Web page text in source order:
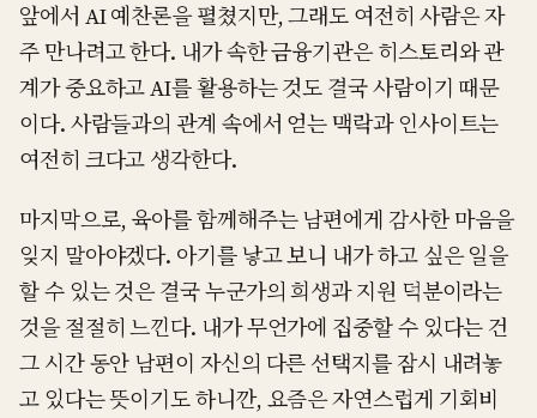
앞에서 AI 예찬론을 펼쳤지만, 그래도 여전히 사람은 자
주 만나려고 한다. 내가 속한 금융기관은 히스토리와 관
계가 중요하고 AI를 활용하는 것도 결국 사람이기 때문
이다. 사람들과의 관계 속에서 얻는 맥락과 인사이트는
여전히 크다고 생각한다.
마지막으로, 육아를 함께해주는 남편에게 감사한 마음을
잊지 말아야겠다. 아기를 낳고 보니 내가 하고 싶은 일을
할 수 있는 것은 결국 누군가의 희생과 지원 덕분이라는
것을 절절히 느낀다. 내가 무언가에 집중할 수 있다는 건
그 시간 동안 남편이 자신의 다른 선택지를 잠시 내려놓
고 있다는 뜻이기도 하니깐, 요즘은 자연스럽게 기회비